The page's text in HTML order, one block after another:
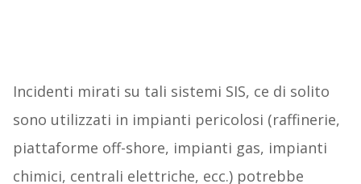
Incidenti mirati su tali sistemi SIS, ce di solito
sono utilizzati in impianti pericolosi (raffinerie,
piattaforme off-shore, impianti gas, impianti
chimici, centrali elettriche, ecc.) potrebbe